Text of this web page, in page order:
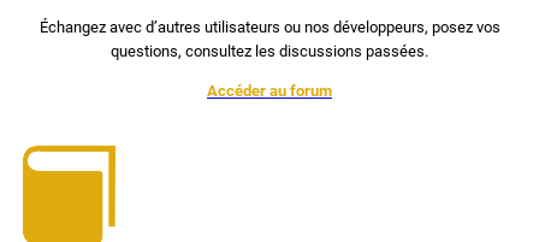
Échangez avec d’autres utilisateurs ou nos développeurs, posez vos
questions, consultez les discussions passées.
Accéder au forum